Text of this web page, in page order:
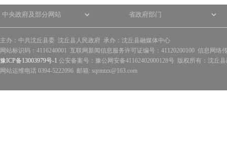
主办：中共沈丘县委 沈丘县人民政府 承办：沈丘县融媒体中心
网站标识码：4116240001 互联网新闻信息服务许可证编号：41120200100 信息网络
豫ICP备13003979号-1 公安备案号：豫公网安备41162402000128号 版权所有：沈丘
网站运维电话 0394-5222096 邮箱: sqrmtzx@163.com